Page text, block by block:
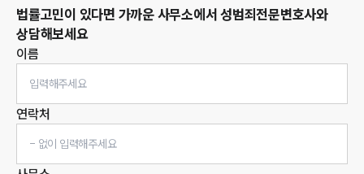
법률고민이 있다면 가까운 사무소에서 성범죄전문변호사와
상담해보세요
이름
연락처